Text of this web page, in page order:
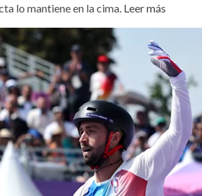
lo mantiene en la cima. Leer más